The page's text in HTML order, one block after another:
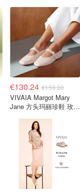
€130.24 €159.00
VIVAIA Margot Mary
Jane 方头玛丽珍鞋 玫瑰